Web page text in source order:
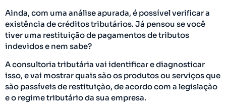
Ainda, com uma análise apurada, é possível verificar a
existência de créditos tributários. Já pensou se você
tiver uma restituição de pagamentos de tributos
indevidos e nem sabe?
A consultoria tributária vai identificar e diagnosticar
isso, e vai mostrar quais são os produtos ou serviços que
são passíveis de restituição, de acordo com a legislação
e o regime tributário da sua empresa.